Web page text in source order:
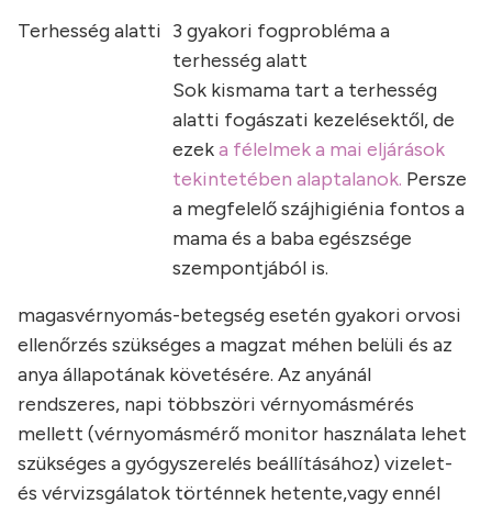
3 gyakori fogprobléma a
terhesség alatt
Sok kismama tart a terhesség
alatti fogászati kezelésektől, de
ezeka félelmek a mai eljárások
tekintetében alaptalanok. Persze
a megfelelő szájhigiénia fontos a
mama és a baba egészsége
szempontjából is.
Terhesség alatti
magasvérnyomás-betegség esetén gyakori orvosi
ellenőrzés szükséges a magzat méhen belüli és az
anya állapotának követésére. Az anyánál
rendszeres, napi többszöri vérnyomásmérés
mellett (vérnyomásmérő monitor használata lehet
szükséges a gyógyszerelés beállításához) vizelet-
és vérvizsgálatok történnek hetente,vagy ennél